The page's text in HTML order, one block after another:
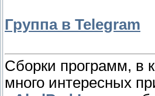
Группа в Telegram
Сборки программ, в
много интересных